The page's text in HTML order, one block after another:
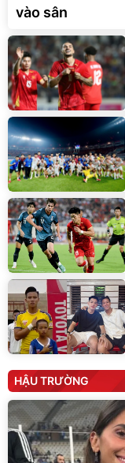
vào sân
HẬU TRƯỜNG